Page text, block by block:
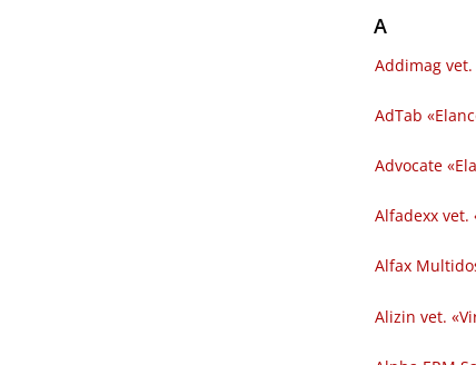
A
Addimag
AdTab
Advocate
Alfadexx vet.
Alfax
Alizin vet.